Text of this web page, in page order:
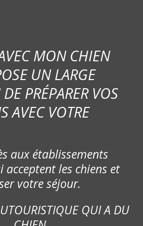
MON CHIEN
UN LARGE
PRÉPARER VOS
AVEC VOTRE
aux établissements
les chiens et
votre séjour.
QUI A DU